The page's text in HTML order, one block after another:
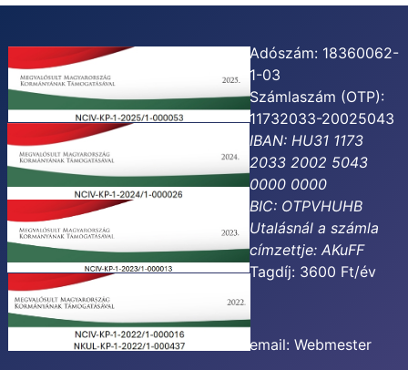
Adószám: 18360062-
1-03
Számlaszám (OTP):
11732033-20025043
IBAN: HU31 1173
2033 2002 5043
0000 0000
BIC: OTPVHUHB
Utalásnál a számla
címzettje:AKuFF
Tagdíj: 3600 Ft/év
email:Webmester